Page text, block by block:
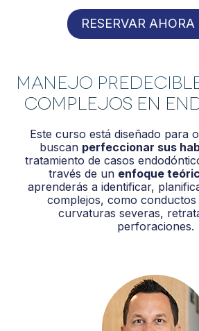
RESERVAR AHORA
MANEJO
COMPLEJOS EN
Este curso está diseñado para
buscan perfeccionar sus
tratamiento de casos
través de un enfoque
aprenderás a identificar,
complejos, como conductos
curvaturas severas,
perforaciones.